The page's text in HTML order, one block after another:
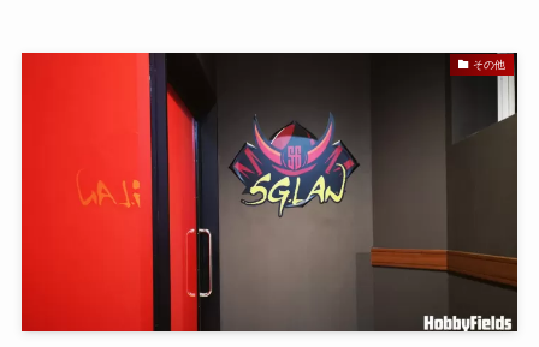
その他